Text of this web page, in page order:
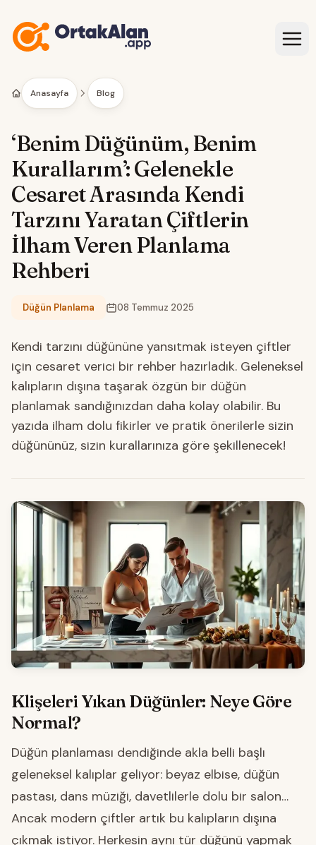
İçeriğe geç
Anasayfa Blog
‘Benim Düğünüm, Benim
Kurallarım’: Gelenekle
Cesaret Arasında Kendi
Tarzını Yaratan Çiftlerin
İlham Veren Planlama
Rehberi
Kategori:
Düğün Planlama 08 Temmuz 2025
Kendi tarzını düğününe yansıtmak isteyen çiftler
için cesaret verici bir rehber hazırladık. Geleneksel
kalıpların dışına taşarak özgün bir düğün
planlamak sandığınızdan daha kolay olabilir. Bu
yazıda ilham dolu fikirler ve pratik önerilerle sizin
düğününüz, sizin kurallarınıza göre şekillenecek!
Klişeleri Yıkan Düğünler: Neye Göre
Normal?
Düğün planlaması dendiğinde akla belli başlı
geleneksel kalıplar geliyor: beyaz elbise, düğün
pastası, dans müziği, davetlilerle dolu bir salon…
Ancak modern çiftler artık bu kalıpların dışına
çıkmak istiyor. Herkesin aynı tür düğünü yapmak